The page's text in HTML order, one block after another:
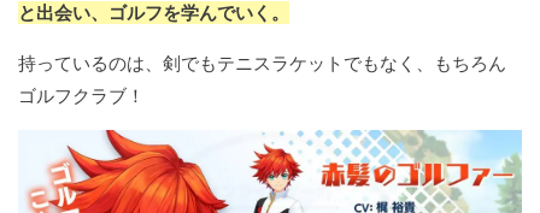
と出会い、ゴルフを学んでいく。
持っているのは、剣でもテニスラケットでもなく、もちろん
ゴルフクラブ！